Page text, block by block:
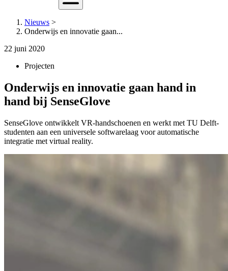
Nieuws >
Onderwijs en innovatie gaan...
22 juni 2020
Projecten
Onderwijs en innovatie gaan hand in
hand bij SenseGlove
SenseGlove ontwikkelt VR-handschoenen en werkt met TU Delft-
studenten aan een universele softwarelaag voor automatische
integratie met virtual reality.